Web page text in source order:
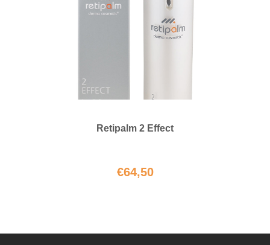
Retipalm 2 Effect
€64,50